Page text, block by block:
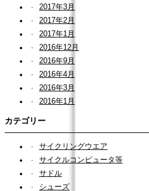
2017年3月
2017年2月
2017年1月
2016年12月
2016年9月
2016年4月
2016年3月
2016年1月
カテゴリー
サイクリングウエア
サイクルコンピュータ等
サドル
シューズ